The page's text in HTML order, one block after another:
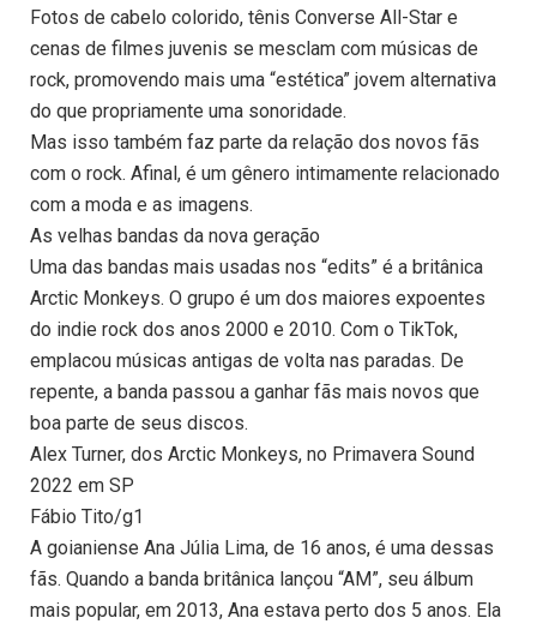
Fotos de cabelo colorido, tênis Converse All-Star e
cenas de filmes juvenis se mesclam com músicas de
rock, promovendo mais uma “estética” jovem alternativa
do que propriamente uma sonoridade.
Mas isso também faz parte da relação dos novos fãs
com o rock. Afinal, é um gênero intimamente relacionado
com a moda e as imagens.
As velhas bandas da nova geração
Uma das bandas mais usadas nos “edits” é a britânica
Arctic Monkeys. O grupo é um dos maiores expoentes
do indie rock dos anos 2000 e 2010. Com o TikTok,
emplacou músicas antigas de volta nas paradas. De
repente, a banda passou a ganhar fãs mais novos que
boa parte de seus discos.
Alex Turner, dos Arctic Monkeys, no Primavera Sound
2022 em SP
Fábio Tito/g1
A goianiense Ana Júlia Lima, de 16 anos, é uma dessas
fãs. Quando a banda britânica lançou “AM”, seu álbum
mais popular, em 2013, Ana estava perto dos 5 anos. Ela